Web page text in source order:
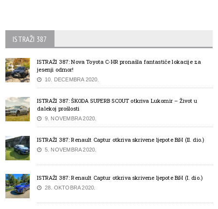
ISTRAŽI 387
ISTRAŽI 387: Nova Toyota C-HR pronašla fantastiče lokacije za
jesenji odmor!
10. DECEMBRA 2020.
ISTRAŽI 387: ŠKODA SUPERB SCOUT otkriva Lukomir – Život u
dalekoj prošlosti
9. NOVEMBRA 2020.
ISTRAŽI 387: Renault Captur otkriva skrivene ljepote BiH (II. dio.)
5. NOVEMBRA 2020.
ISTRAŽI 387: Renault Captur otkriva skrivene ljepote BiH (I. dio.)
28. OKTOBRA 2020.